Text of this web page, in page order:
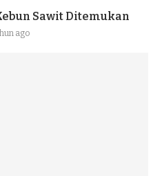
Sawit Ditemukan
ago